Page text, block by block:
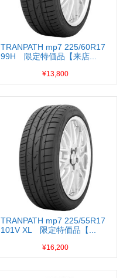
TRANPATH mp7 225/60R17
99H 限定特価品【来店...
¥13,800
TRANPATH mp7 225/55R17
101V XL 限定特価品【...
¥16,200